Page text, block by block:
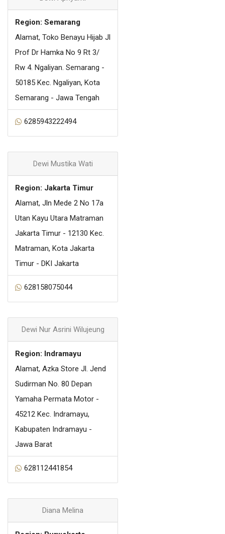
Region: Semarang
Alamat, Toko Benayu Hijab Jl
Prof Dr Hamka No 9 Rt 3/
Rw 4. Ngaliyan. Semarang -
50185 Kec. Ngaliyan, Kota
Semarang - Jawa Tengah
6285943222494
Dewi Mustika Wati
Region: Jakarta Timur
Alamat, Jln Mede 2 No 17a
Utan Kayu Utara Matraman
Jakarta Timur - 12130 Kec.
Matraman, Kota Jakarta
Timur - DKI Jakarta
628158075044
Dewi Nur Asrini Wilujeung
Region: Indramayu
Alamat, Azka Store Jl. Jend
Sudirman No. 80 Depan
Yamaha Permata Motor -
45212 Kec. Indramayu,
Kabupaten Indramayu -
Jawa Barat
628112441854
Diana Melina